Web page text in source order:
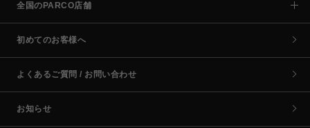
全国のPARCO店舗
初めてのお客様へ
よくあるご質問 / お問い合わせ
お知らせ